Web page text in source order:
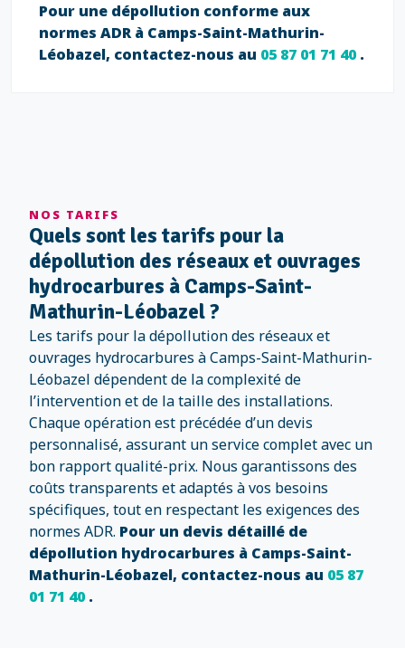
Pour une dépollution conforme aux
normes ADR à Camps-Saint-Mathurin-
Léobazel, contactez-nous au 05 87 01 71 40.
NOS TARIFS
Quels sont les tarifs pour la
dépollution des réseaux et ouvrages
hydrocarbures à Camps-Saint-
Mathurin-Léobazel ?
Les tarifs pour la dépollution des réseaux et
ouvrages hydrocarbures à Camps-Saint-Mathurin-
Léobazel dépendent de la complexité de
l’intervention et de la taille des installations.
Chaque opération est précédée d’un devis
personnalisé, assurant un service complet avec un
bon rapport qualité-prix. Nous garantissons des
coûts transparents et adaptés à vos besoins
spécifiques, tout en respectant les exigences des
normes ADR. Pour un devis détaillé de
dépollution hydrocarbures à Camps-Saint-
Mathurin-Léobazel, contactez-nous au 05 87
01 71 40.